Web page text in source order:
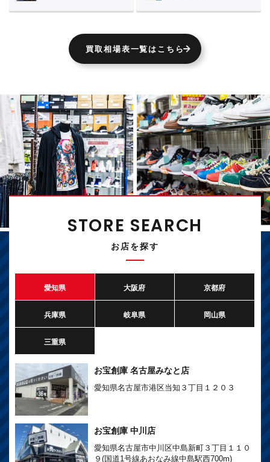
買取相場表一覧はこちら
STORE SEARCH
お店を探す
愛知県 大阪府 京都府
兵庫県 岐阜県 岡山県
三重県
お宝創庫 名古屋みなと店
愛知県名古屋市港区当知３丁目１２０３
お宝創庫 中川店
愛知県名古屋市中川区中島新町３丁目１１０
９(国道1号線あおなみ線中島駅西700m)